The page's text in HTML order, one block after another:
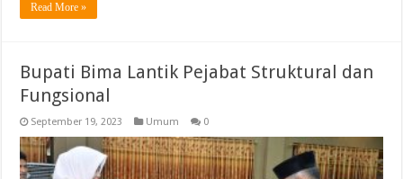
Read More »
Bupati Bima Lantik Pejabat Struktural dan
Fungsional
September 19, 2023 Umum 0